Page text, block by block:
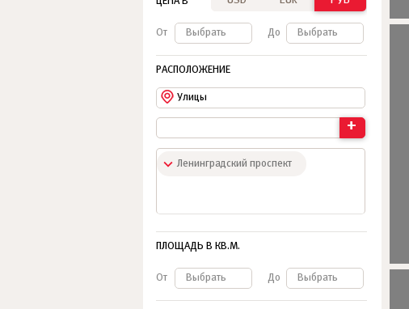
От Выбрать До Выбрать
РАСПОЛОЖЕНИЕ
Улицы
+
Ленинградский проспект
ПЛОЩАДЬ В КВ.М.
От Выбрать До Выбрать